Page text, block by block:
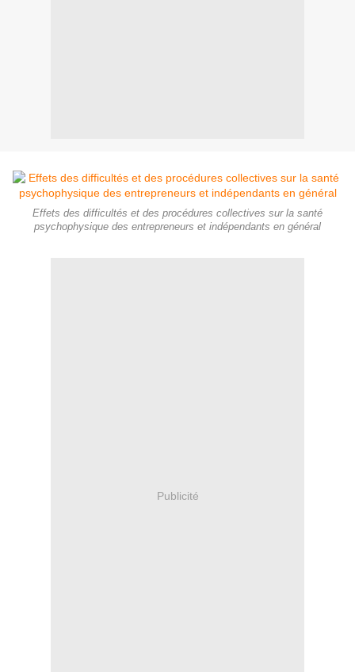
Effets des difficultés et des procédures collectives sur la santé
psychophysique des entrepreneurs et indépendants en général
Publicité